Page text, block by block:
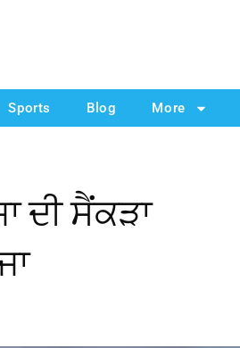
Sports Blog More
ਦੀ ਸੈਂਕੜਾ